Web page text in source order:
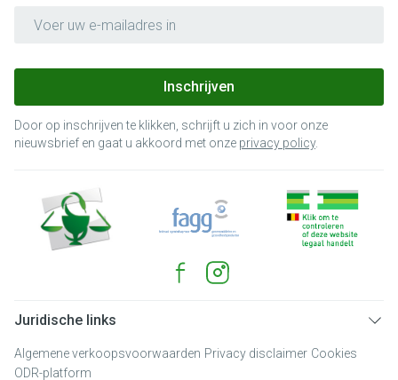
Inschrijven
Door op inschrijven te klikken, schrijft u zich in voor onze
nieuwsbrief en gaat u akkoord met onze privacy policy.
Juridische links
Algemene verkoopsvoorwaarden Privacy disclaimer Cookies
ODR-platform